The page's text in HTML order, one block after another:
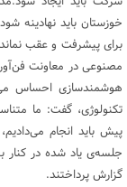
خوزستان باید
برای پیشرفت و عقب
مصنوعی در معاونت
هوشمندسازی احساس
پیش باید انجام
جلسه‌ی یاد شده در
گزارش پرداختند.